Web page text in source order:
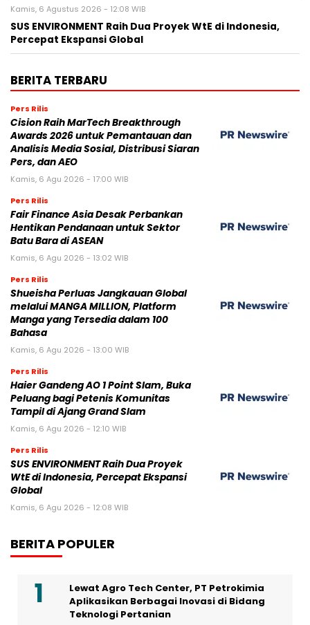
Kamis, 6 Agustus 2026 - 12:08 WIB
SUS ENVIRONMENT Raih Dua Proyek WtE di Indonesia,
Percepat Ekspansi Global
BERITA TERBARU
Pers Rilis
Cision Raih MarTech Breakthrough
Awards 2026 untuk Pemantauan dan
Analisis Media Sosial, Distribusi Siaran
Pers, dan AEO
Kamis, 6 Agu 2026 - 17:00 WIB
Pers Rilis
Fair Finance Asia Desak Perbankan
Hentikan Pendanaan untuk Sektor
Batu Bara di ASEAN
Kamis, 6 Agu 2026 - 13:02 WIB
Pers Rilis
Shueisha Perluas Jangkauan Global
melalui MANGA MILLION, Platform
Manga yang Tersedia dalam 100
Bahasa
Kamis, 6 Agu 2026 - 13:00 WIB
Pers Rilis
Haier Gandeng AO 1 Point Slam, Buka
Peluang bagi Petenis Komunitas
Tampil di Ajang Grand Slam
Kamis, 6 Agu 2026 - 12:10 WIB
Pers Rilis
SUS ENVIRONMENT Raih Dua Proyek
WtE di Indonesia, Percepat Ekspansi
Global
Kamis, 6 Agu 2026 - 12:08 WIB
BERITA POPULER
Lewat Agro Tech Center, PT Petrokimia
Aplikasikan Berbagai Inovasi di Bidang
Teknologi Pertanian